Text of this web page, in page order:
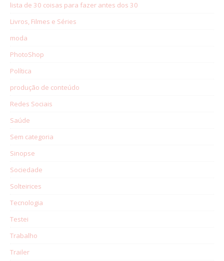
lista de 30 coisas para fazer antes dos 30
Livros, Filmes e Séries
moda
PhotoShop
Política
produção de conteúdo
Redes Sociais
Saúde
Sem categoria
Sinopse
Sociedade
Solteirices
Tecnologia
Testei
Trabalho
Trailer